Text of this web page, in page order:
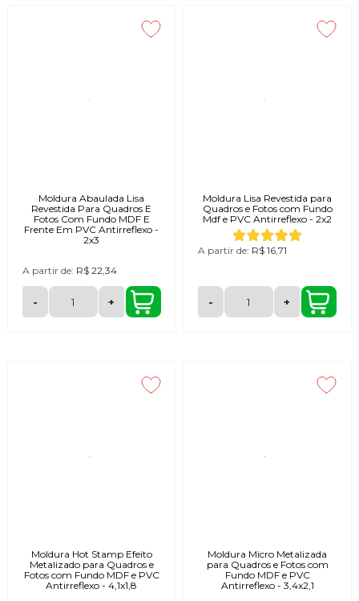
Moldura Abaulada Lisa
Revestida Para Quadros E
Fotos Com Fundo MDF E
Frente Em PVC Antirreflexo -
2x3
A partir de: R$ 22,34
- +
Moldura Lisa Revestida para
Quadros e Fotos com Fundo
Mdf e PVC Antirreflexo - 2x2
A partir de: R$ 16,71
- +
Moldura Hot Stamp Efeito
Metalizado para Quadros e
Fotos com Fundo MDF e PVC
Antirreflexo - 4,1x1,8
Moldura Micro Metalizada
para Quadros e Fotos com
Fundo MDF e PVC
Antirreflexo - 3,4x2,1